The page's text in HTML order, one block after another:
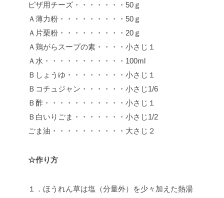
ピザ用チーズ・・・・・・・50ｇ
Ａ薄力粉・・・・・・・・・50ｇ
Ａ片栗粉・・・・・・・・・20ｇ
Ａ鶏がらスープの素・・・・小さじ１
Ａ水・・・・・・・・・・・100ml
Ｂしょうゆ・・・・・・・・小さじ１
Ｂコチュジャン・・・・・・小さじ1/6
Ｂ酢・・・・・・・・・・・小さじ１
Ｂ白いりごま・・・・・・・小さじ1/2
ごま油・・・・・・・・・・大さじ２
☆作り方
１．ほうれん草は塩（分量外）を少々加えた熱湯